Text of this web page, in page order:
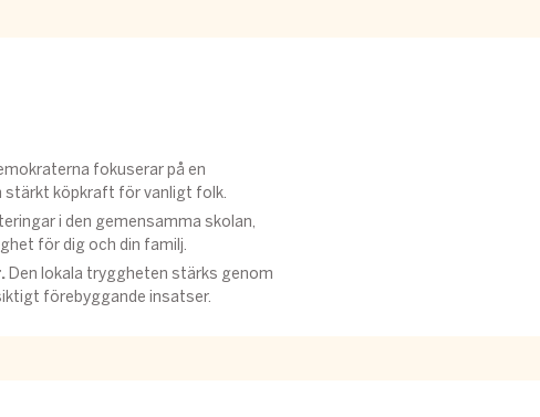
fokuserar på en
stärkt köpkraft för vanligt folk.
i den gemensamma skolan,
för dig och din familj.
Den lokala tryggheten stärks genom
förebyggande insatser.